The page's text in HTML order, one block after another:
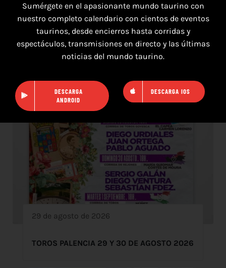
29 de agosto de 2026
TOROS PALENCIA 29 Y 30 DE AGOSTO 2026
Sumérgete en el apasionante mundo taurino con
nuestro completo calendario con cientos de eventos
taurinos, desde encierros hasta corridas y
espectáculos, transmisiones en directo y las últimas
noticias del mundo taurino.
DESCARGA
ANDROID
DESCARGA IOS